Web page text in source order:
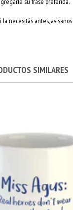
necesitás antes, avisanos!
SIMILARES